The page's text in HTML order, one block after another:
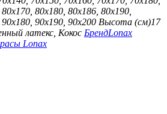
80х180, 80х186, 80х190,
90х190, 90х200 Высота (см)17
латекс, Кокос БрендLonax
Lonax